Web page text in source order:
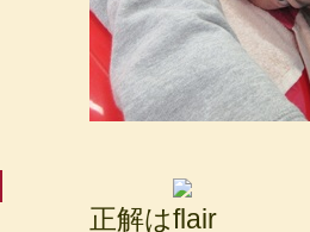
正解は